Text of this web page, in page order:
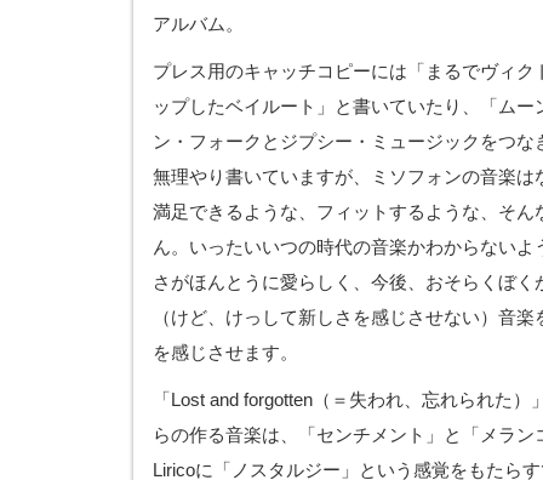
アルバム。
プレス用のキャッチコピーには「まるでヴィ
ップしたベイルート」と書いていたり、「ム
ン・フォークとジプシー・ミュージックをつ
無理やり書いていますが、ミソフォンの音楽は
満足できるような、フィットするような、そん
ん。いったいいつの時代の音楽かわからない
さがほんとうに愛らしく、今後、おそらくぼ
（けど、けっして新しさを感じさせない）音
を感じさせます。
「Lost and forgotten（＝失われ、忘れられた
らの作る音楽は、「センチメント」と「メラ
Liricoに「ノスタルジー」という感覚をもたら